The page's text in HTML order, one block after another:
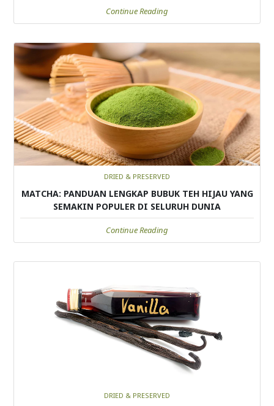
Continue Reading
DRIED & PRESERVED
MATCHA: PANDUAN LENGKAP BUBUK TEH HIJAU YANG
SEMAKIN POPULER DI SELURUH DUNIA
Continue Reading
DRIED & PRESERVED